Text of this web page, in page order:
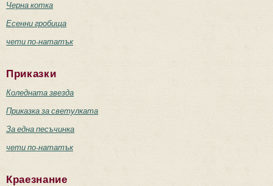
Черна котка
Есенни гробища
чети по-нататък
Приказки
Коледната звезда
Приказка за светулката
За една песъчинка
чети по-нататък
Краезнание